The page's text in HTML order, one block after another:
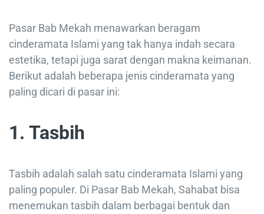
Pasar Bab Mekah menawarkan beragam
cinderamata Islami yang tak hanya indah secara
estetika, tetapi juga sarat dengan makna keimanan.
Berikut adalah beberapa jenis cinderamata yang
paling dicari di pasar ini:
1. Tasbih
Tasbih adalah salah satu cinderamata Islami yang
paling populer. Di Pasar Bab Mekah, Sahabat bisa
menemukan tasbih dalam berbagai bentuk dan